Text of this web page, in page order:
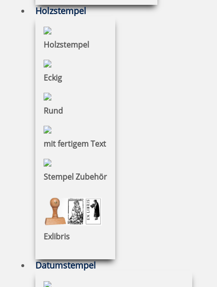
Holzstempel
Holzstempel
Eckig
Rund
mit fertigem Text
Stempel Zubehör
Exlibris
Datumstempel
Colop Green Line
61 Artikel in der Kategorie